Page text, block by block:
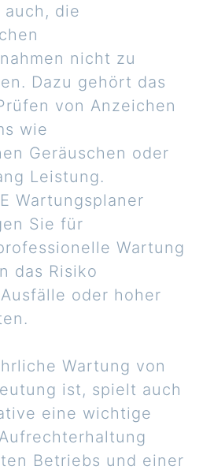
die
nicht zu
Dazu gehört das
von Anzeichen
wie
Geräuschen oder
Leistung.
Wartungsplaner
Sie für
Wartung
das Risiko
oder hoher
Wartung von
ist, spielt auch
eine wichtige
Betriebs und einer